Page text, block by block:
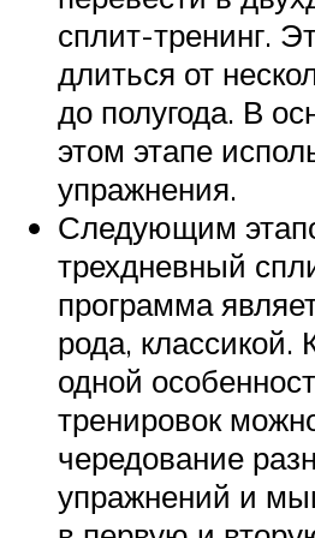
сплит-тренинг.
длиться от
до полугода. В
этом этапе
упражнения.
Следующим
трехдневный
программа
рода, классикой.
одной
тренировок
чередование
упражнений и